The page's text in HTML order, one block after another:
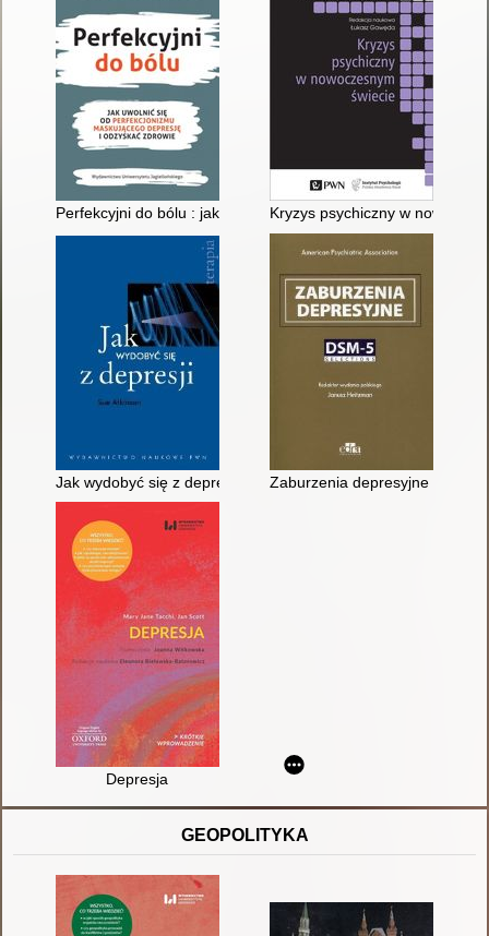
Perfekcyjni do bólu : jak uwolnić się od perfekcjonizmu
Kryzys psychiczny w
Jak wydobyć się z depresji Zaburzenia depresyjne : DSM-
Depresja
GEOPOLITYKA